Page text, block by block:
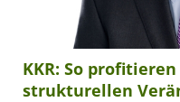
KKR: So
strukturellen